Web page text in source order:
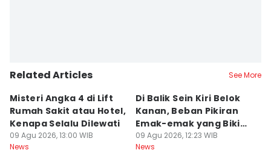
Related Articles See More
Misteri Angka 4 di Lift
Rumah Sakit atau Hotel,
Kenapa Selalu Dilewati
09 Agu 2026, 13:00 WIB
News
Di Balik Sein Kiri Belok
Kanan, Beban Pikiran
Emak-emak yang Bikin
Gagal fokus di Jalan
09 Agu 2026, 12:23 WIB
News